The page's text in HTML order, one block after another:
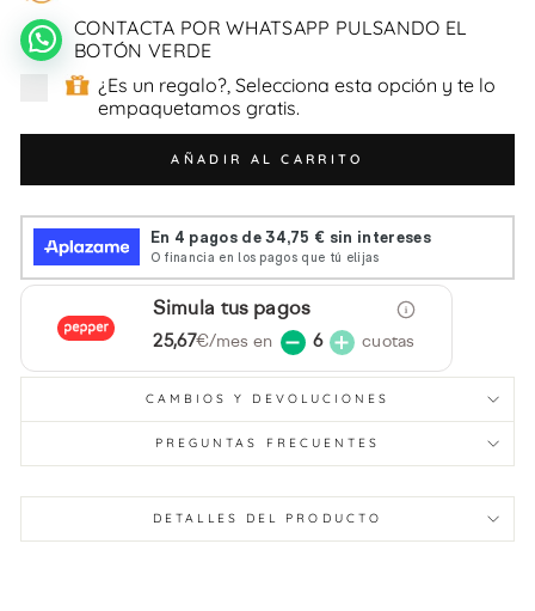
CONTACTA POR WHATSAPP PULSANDO EL
BOTÓN VERDE
¿Es un regalo?, Selecciona esta opción y te lo
empaquetamos gratis.
AÑADIR AL CARRITO
Simula tus pagos
25,67€/mes en 6 cuotas
CAMBIOS Y DEVOLUCIONES
PREGUNTAS FRECUENTES
DETALLES DEL PRODUCTO